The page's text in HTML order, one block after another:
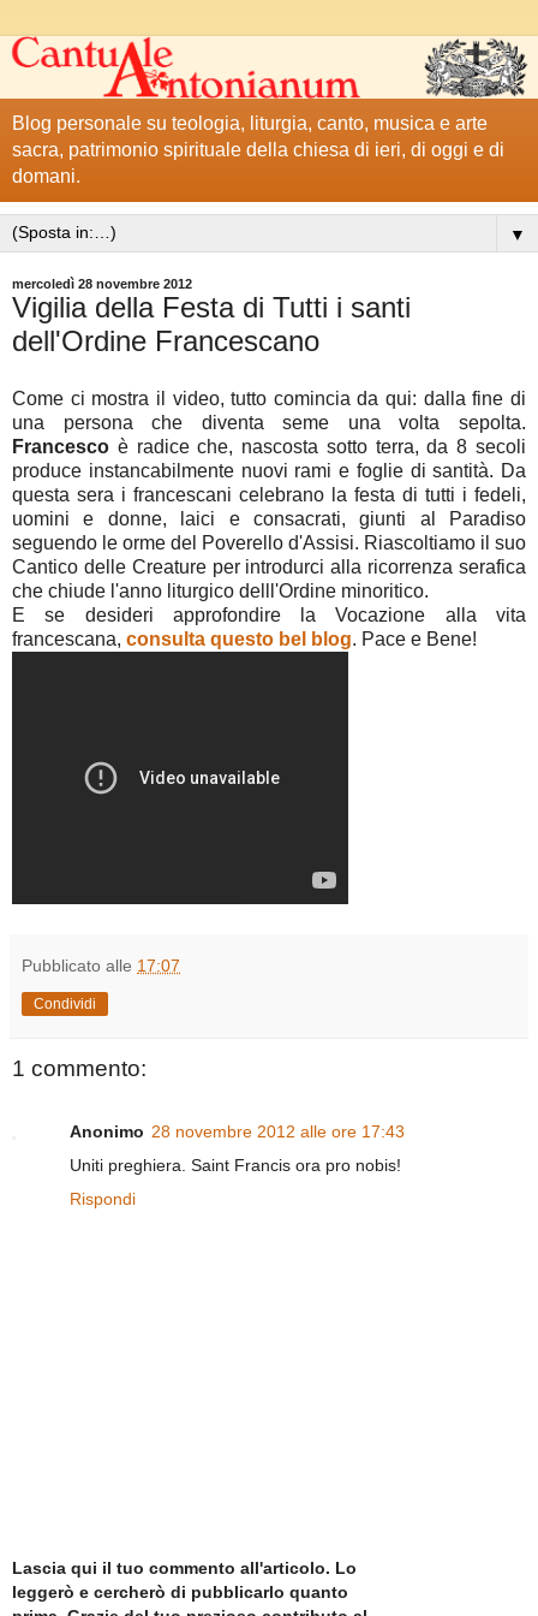
Blog personale su teologia, liturgia, canto, musica e arte
sacra, patrimonio spirituale della chiesa di ieri, di oggi e di
domani.
▼
mercoledì 28 novembre 2012
Vigilia della Festa di Tutti i santi
dell'Ordine Francescano
Come ci mostra il video, tutto comincia da qui: dalla fine di
una persona che diventa seme una volta sepolta.
Francesco è radice che, nascosta sotto terra, da 8 secoli
produce instancabilmente nuovi rami e foglie di santità. Da
questa sera i francescani celebrano la festa di tutti i fedeli,
uomini e donne, laici e consacrati, giunti al Paradiso
seguendo le orme del Poverello d'Assisi. Riascoltiamo il suo
Cantico delle Creature per introdurci alla ricorrenza serafica
che chiude l'anno liturgico delll'Ordine minoritico.
E se desideri approfondire la Vocazione alla vita
francescana, consulta questo bel blog. Pace e Bene!
Pubblicato alle 17:07
Condividi
1 commento:
Anonimo 28 novembre 2012 alle ore 17:43
Uniti preghiera. Saint Francis ora pro nobis!
Rispondi
Lascia qui il tuo commento all'articolo. Lo
leggerò e cercherò di pubblicarlo quanto